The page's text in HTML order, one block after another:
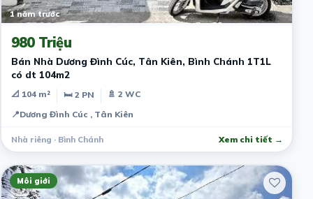
1 năm trước
980 Triệu
Bán Nhà Dương Đình Cúc, Tân Kiên, Bình Chánh 1T1L
có dt 104m2
📐 104 m² 🛏 2 PN
🚿 2 WC
📍Dương Đình Cúc , Tân Kiên
Nhà riêng · Bình Chánh Xem chi tiết →
Môi giới